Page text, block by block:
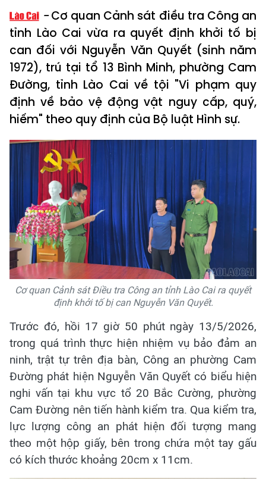
Cơ quan Cảnh sát điều tra Công an
tỉnh Lào Cai vừa ra quyết định khởi tố bị
can đối với Nguyễn Văn Quyết (sinh năm
1972), trú tại tổ 13 Bình Minh, phường Cam
Đường, tỉnh Lào Cai về tội "Vi phạm quy
định về bảo vệ động vật nguy cấp, quý,
hiếm" theo quy định của Bộ luật Hình sự.
Cơ quan Cảnh sát Điều tra Công an tỉnh Lào Cai ra quyết
định khởi tố bị can Nguyễn Văn Quyết.
Trước đó, hồi 17 giờ 50 phút ngày 13/5/2026,
trong quá trình thực hiện nhiệm vụ bảo đảm an
ninh, trật tự trên địa bàn, Công an phường Cam
Đường phát hiện Nguyễn Văn Quyết có biểu hiện
nghi vấn tại khu vực tổ 20 Bắc Cường, phường
Cam Đường nên tiến hành kiểm tra. Qua kiểm tra,
lực lượng công an phát hiện đối tượng mang
theo một hộp giấy, bên trong chứa một tay gấu
có kích thước khoảng 20cm x 11cm.